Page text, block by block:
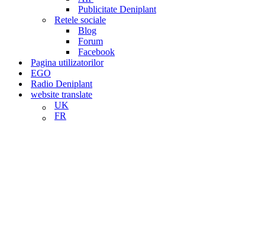
Publicitate Deniplant
Retele sociale
Blog
Forum
Facebook
Pagina utilizatorilor
EGO
Radio Deniplant
website translate
UK
FR